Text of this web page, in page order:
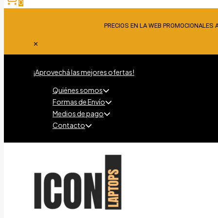
0
PRECIOS EN LA WEB
✕
¡Aprovechá las mejores ofertas!
Quiénes somos
Formas de Envío
Medios de pago
Contacto